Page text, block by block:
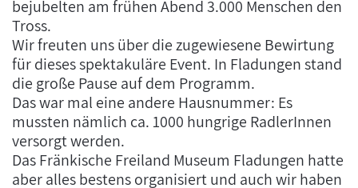
bejubelten am frühen Abend 3.000 Menschen den
Tross.
Wir freuten uns über die zugewiesene Bewirtung
für dieses spektakuläre Event. In Fladungen stand
die große Pause auf dem Programm.
Das war mal eine andere Hausnummer: Es
mussten nämlich ca. 1000 hungrige RadlerInnen
versorgt werden.
Das Fränkische Freiland Museum Fladungen hatte
aber alles bestens organisiert und auch wir haben